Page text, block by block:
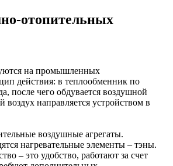
отопительных
на промышленных
действия: в теплообменник по
после чего обдувается воздушной
воздух направляется устройством в
воздушные агрегаты.
нагревательные элементы – тэны.
– это удобство, работают за счет